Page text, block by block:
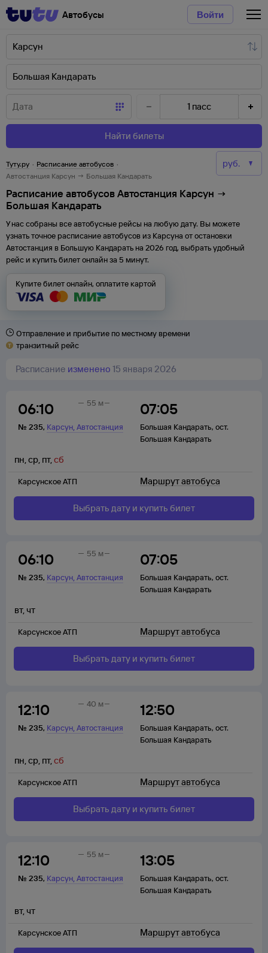
Автобусы Войти
1 пасс
Найти билеты
Туту.ру · Расписание автобусов ·
Автостанция Карсун → Большая Кандарать
Расписание автобусов Автостанция Карсун →
Большая Кандарать
У нас собраны все автобусные рейсы на любую дату. Вы можете
узнать точное расписание автобусов из Карсуна отостановки
Автостанция в Большую Кандарать на 2026 год, выбрать удобный
рейс и купить билет онлайн за 5 минут.
Купите билет онлайн, оплатите картой
Отправление и прибытие по местному времени
транзитный рейс
Расписание изменено 15 января 2026
06:10
№ 235, Карсун,Автостанция
07:05
Большая Кандарать, ост.
Большая Кандарать
55 м
Карсунское АТП
пн,ср, пт,сб
Маршрут автобуса
Выбрать дату и купить билет
06:10
№ 235, Карсун,Автостанция
07:05
Большая Кандарать, ост.
Большая Кандарать
55 м
Карсунское АТП
вт, чт
Маршрут автобуса
Выбрать дату и купить билет
12:10
№ 235, Карсун,Автостанция
12:50
Большая Кандарать, ост.
Большая Кандарать
40 м
Карсунское АТП
пн,ср, пт,сб
Маршрут автобуса
Выбрать дату и купить билет
12:10
№ 235, Карсун,Автостанция
13:05
Большая Кандарать, ост.
Большая Кандарать
55 м
Карсунское АТП
вт, чт
Маршрут автобуса